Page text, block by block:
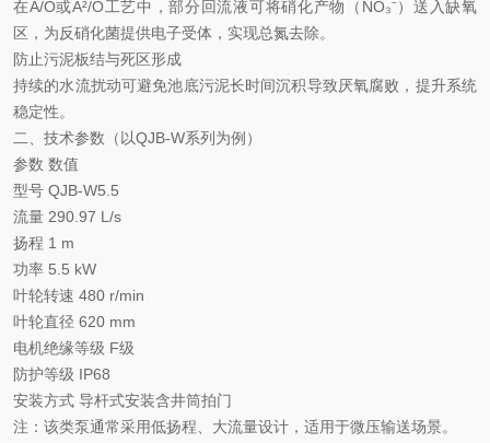
在A/O或A²/O工艺中，部分回流液可将硝化产物（NO₃⁻）送入缺氧
区，为反硝化菌提供电子受体，实现总氮去除。
防止污泥板结与死区形成
持续的水流扰动可避免池底污泥长时间沉积导致厌氧腐败，提升系统
稳定性。
二、技术参数（以QJB-W系列为例）
参数 数值
型号 QJB-W5.5
流量 290.97 L/s
扬程 1 m
功率 5.5 kW
叶轮转速 480 r/min
叶轮直径 620 mm
电机绝缘等级 F级
防护等级 IP68
安装方式 导杆式安装含井筒拍门
注：该类泵通常采用‌低扬程、大流量‌设计，适用于微压输送场景。